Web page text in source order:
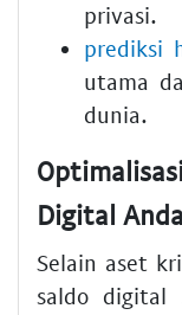
privasi.
prediksi
utama
dunia.
Digital Anda
Selain aset
saldo digital